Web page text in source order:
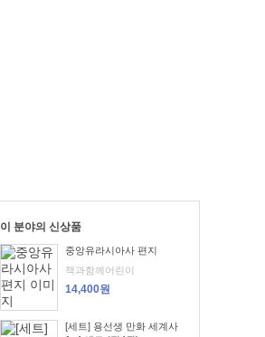
이 분야의 신상품
중앙유라시아사 편지
책과함께어린이
14,400원
[세트] 용선생 만화 세계사